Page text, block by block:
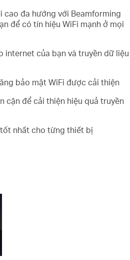
cao đa hướng với Beamforming
để có tín hiệu WiFi mạnh ở mọi
internet của bạn và truyền dữ liệu
bảo mật WiFi được cải thiện
cận để cải thiện hiệu quả truyền
nhất cho từng thiết bị